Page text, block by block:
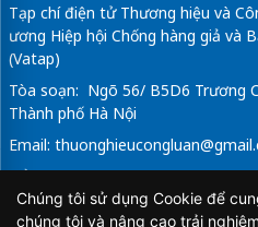
Tạp chí điện tử Thương hiệu và
ương Hiệp hội Chống hàng giả và
(Vatap)
Tòa soạn: Ngõ 56/ B5D6 Trương
Thành phố Hà Nội
Email:
Tổng Biên Tập: Vũ Đức Thuận
Giấy phép hoạt động báo chí
Chúng tôi sử dụng Cookie để
chúng tôi và nâng cao trải